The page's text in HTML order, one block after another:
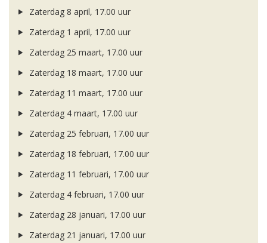
Zaterdag 8 april, 17.00 uur
Zaterdag 1 april, 17.00 uur
Zaterdag 25 maart, 17.00 uur
Zaterdag 18 maart, 17.00 uur
Zaterdag 11 maart, 17.00 uur
Zaterdag 4 maart, 17.00 uur
Zaterdag 25 februari, 17.00 uur
Zaterdag 18 februari, 17.00 uur
Zaterdag 11 februari, 17.00 uur
Zaterdag 4 februari, 17.00 uur
Zaterdag 28 januari, 17.00 uur
Zaterdag 21 januari, 17.00 uur